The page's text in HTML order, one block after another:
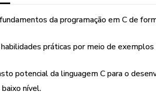
leitores aprenderão sobre
controlar o fluxo de execução
da programação em C de
práticas por meio de exemplos
potencial da linguagem C para o
nível.